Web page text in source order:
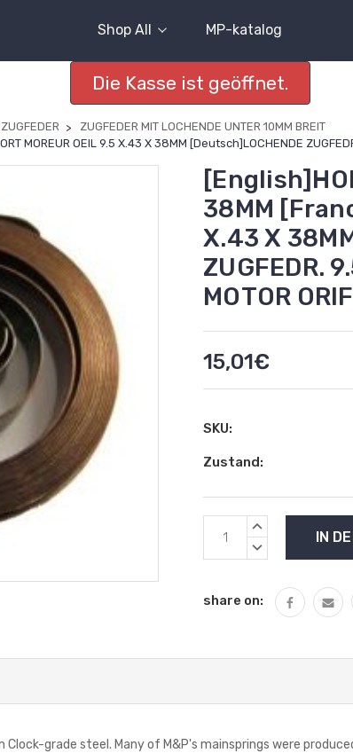
Shop All MP-katalog
Die Kasse ist geöffnet.
ZUGFEDER
ZUGFEDER MIT LOCHENDE UNTER 10MM BREIT
MOREUR OEIL 9.5 X.43 X 38MM [Deutsch]LOCHENDE
38MM
X.43 X
ZUGFEDR.
MOTOR
15,01€
SKU:
Zustand:
Aktueller
Lagerbestand:
MENGE
UNDEFINED
MENGE
VERRINGERN
share on:
Clock-grade steel. Many of M&P's mainsprings were